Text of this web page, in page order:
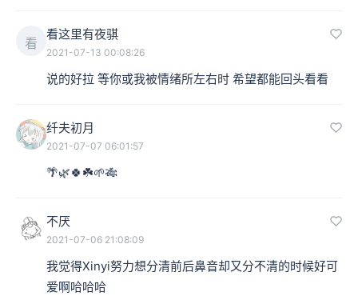
看
看这里有夜骐
2021-07-13 00:08:26
说的好拉 等你或我被情绪所左右时 希望都能回头看看
纤夫初月
2021-07-07 06:01:57
🌴🌿🍀☘️🌱🎋
不厌
2021-07-06 21:08:09
我觉得Xinyi努力想分清前后鼻音却又分不清的时候好可
爱啊哈哈哈